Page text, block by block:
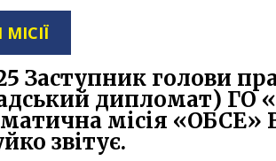
Заступник голови
дипломат) ГО
місія «ОБСЕ»
звітує.